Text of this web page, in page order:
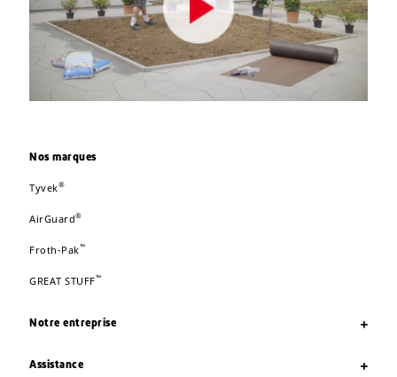
Nos marques
Tyvek®
AirGuard®
Froth-Pak™
GREAT STUFF™
Notre entreprise
Assistance